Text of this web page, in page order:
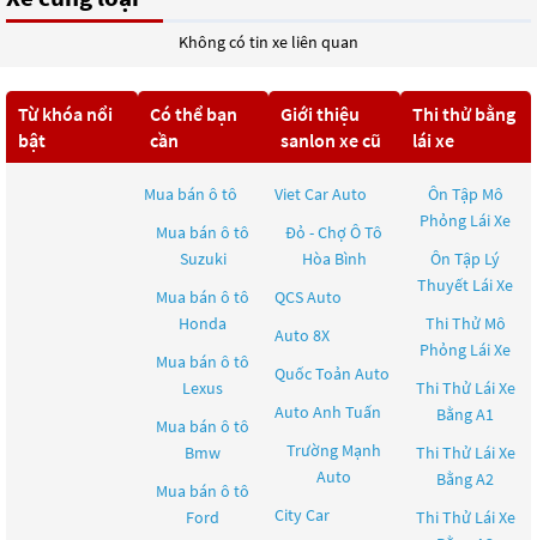
Không có tin xe liên quan
Từ khóa nổi
bật
Có thể bạn
cần
Mua bán ô tô
Mua bán ô tô
Suzuki
Mua bán ô tô
Honda
Mua bán ô tô
Lexus
Mua bán ô tô
Bmw
Mua bán ô tô
Ford
Giới thiệu
sanlon xe cũ
Viet Car Auto
Đỏ - Chợ Ô Tô
Hòa Bình
QCS Auto
Auto 8X
Quốc Toản Auto
Auto Anh Tuấn
Trường Mạnh
Auto
City Car
Thi thử bằng
lái xe
Ôn Tập Mô
Phỏng Lái Xe
Ôn Tập Lý
Thuyết Lái Xe
Thi Thử Mô
Phỏng Lái Xe
Thi Thử Lái Xe
Bằng A1
Thi Thử Lái Xe
Bằng A2
Thi Thử Lái Xe